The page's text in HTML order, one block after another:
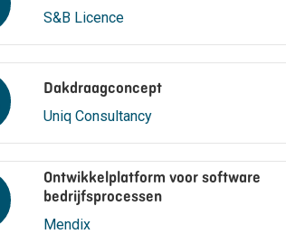
S&B Licence
Dakdraagconcept
Uniq Consultancy
Ontwikkelplatform voor software
bedrijfsprocessen
Mendix